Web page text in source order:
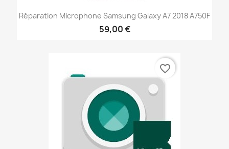
Réparation Microphone Samsung Galaxy A7 2018 A750F
59,00 €
favorite_border